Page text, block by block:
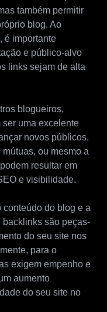
também permitir
blog. Ao
é importante
e público-alvo
links sejam de alta
blogueiros,
uma excelente
novos públicos.
ou mesmo a
resultar em
e visibilidade.
conteúdo do blog e a
são peças-
do seu site nos
para o
exigem empenho e
aumento
do seu site no